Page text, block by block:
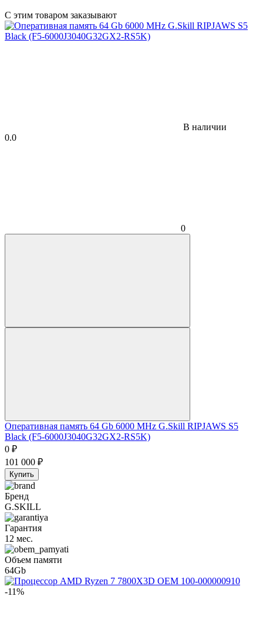
С этим товаром заказывают
В наличии
0.0
0
Оперативная память 64 Gb 6000 MHz G.Skill RIPJAWS S5
Black (F5-6000J3040G32GX2-RS5K)
0 ₽
101 000 ₽
Купить
Бренд
G.SKILL
Гарантия
12 мес.
Объем памяти
64Gb
-11%